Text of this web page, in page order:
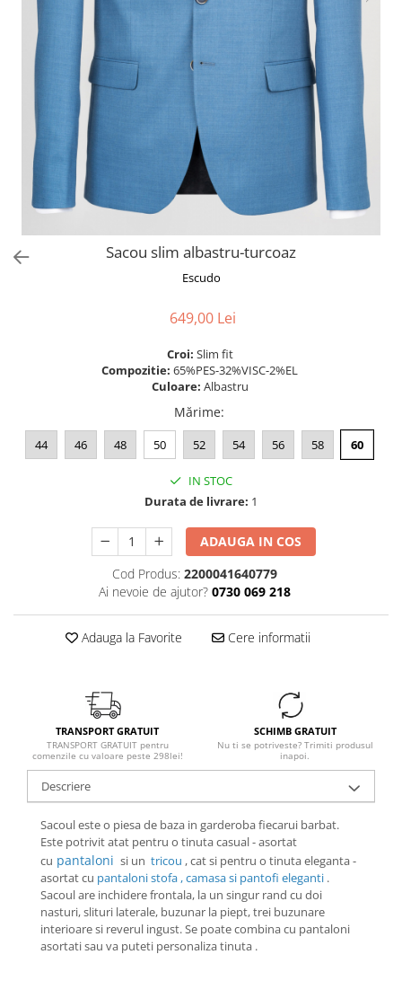
Sacou slim albastru-turcoaz
Escudo
649,00 Lei
Croi: Slim fit
Compozitie: 65%PES-32%VISC-2%EL
Culoare: Albastru
Mărime:
44 46 48 50 52 54 56 58 60
IN STOC
Durata de livrare: 1
ADAUGA IN COS
Cod Produs: 2200041640779
Ai nevoie de ajutor? 0730 069 218
Adauga la Favorite Cere informatii
TRANSPORT GRATUIT
TRANSPORT GRATUIT pentru
comenzile cu valoare peste 298lei!
SCHIMB GRATUIT
Nu ti se potriveste? Trimiti produsul
inapoi.
Descriere
Sacoul este o piesa de baza in garderoba fiecarui barbat.
Este potrivit atat pentru o tinuta casual - asortat
cu pantaloni si un tricou , cat si pentru o tinuta eleganta -
asortat cu pantaloni stofa ,camasasi pantofi eleganti .
Sacoul are inchidere frontala, la un singur rand cu doi
nasturi, slituri laterale, buzunar la piept, trei buzunare
interioare si reverul ingust. Se poate combina cu pantaloni
asortati sau va puteti personaliza tinuta .